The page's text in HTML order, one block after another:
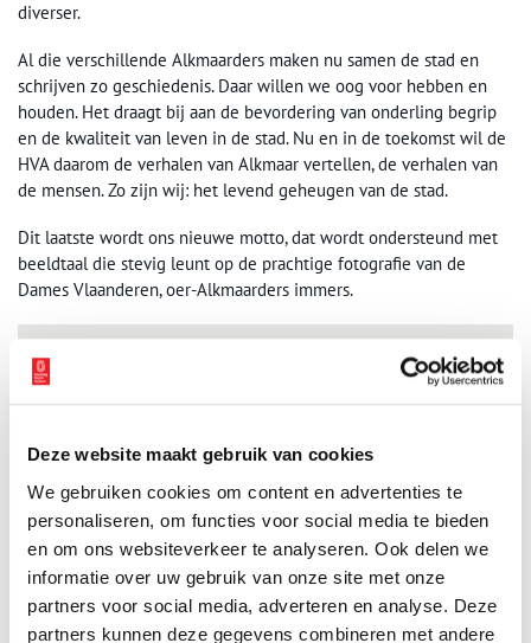
Deze website maakt gebruik van cookies
We gebruiken cookies om content en advertenties te
personaliseren, om functies voor social media te bieden
en om ons websiteverkeer te analyseren. Ook delen we
informatie over uw gebruik van onze site met onze
partners voor social media, adverteren en analyse. Deze
partners kunnen deze gegevens combineren met andere
diverser.
Al die verschillende Alkmaarders maken nu samen de stad en
schrijven zo geschiedenis. Daar willen we oog voor hebben en
houden. Het draagt bij aan de bevordering van onderling begrip
en de kwaliteit van leven in de stad. Nu en in de toekomst wil de
HVA daarom de verhalen van Alkmaar vertellen, de verhalen van
de mensen. Zo zijn wij: het levend geheugen van de stad.
Dit laatste wordt ons nieuwe motto, dat wordt ondersteund met
beeldtaal die stevig leunt op de prachtige fotografie van de
Dames Vlaanderen, oer-Alkmaarders immers.
Het nieuwe beeldconcept van de Historische Vereniging Alkmaar. Beeld: HVA.